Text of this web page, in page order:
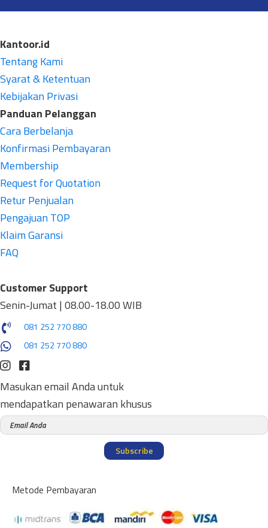
Kantoor.id
Tentang Kami
Syarat & Ketentuan
Kebijakan Privasi
Panduan Pelanggan
Cara Berbelanja
Konfirmasi Pembayaran
Membership
Request for Quotation
Retur Penjualan
Pengajuan TOP
Klaim Garansi
FAQ
Customer Support
Senin-Jumat | 08.00-18.00 WIB
081 252 770 880
081 252 770 880
Masukan email Anda untuk
mendapatkan penawaran khusus
Subscribe